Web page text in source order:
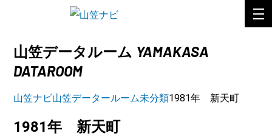
山笠データルーム YAMAKASA
DATAROOM
山笠ナビ山笠データールーム未分類1981年 新天町
1981年 新天町